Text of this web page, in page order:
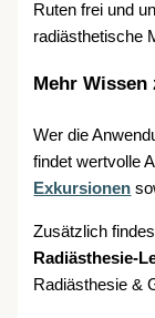
Ruten frei und
radiästhetische
Mehr
Wer die
findet wertvolle
Exkursionen
Zusätzlich
Radiästhesie-
Radiästhesie &